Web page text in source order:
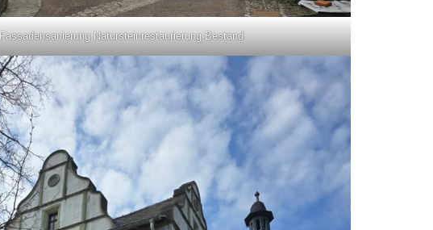
Fassadensanierung Natursteinrestaurierung Bestand